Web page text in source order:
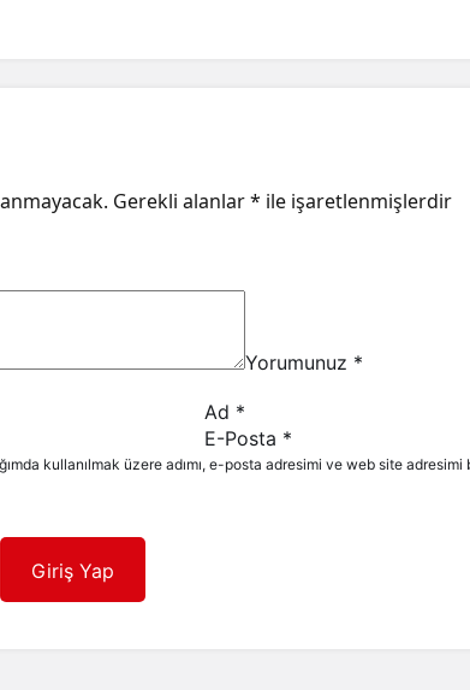
Gerekli alanlar* ile işaretlenmişlerdir
Yorumunuz *
Ad *
E-Posta *
kullanılmak üzere adımı, e-posta adresimi ve web site adresimi
Giriş Yap